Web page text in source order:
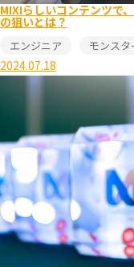
MIXIらしいコンテンツで
の狙いとは？
エンジニア モンスタ
2024.07.18